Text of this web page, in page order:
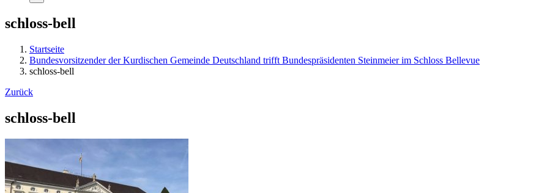
schloss-bell
Startseite
Bundesvorsitzender der Kurdischen Gemeinde Deutschland trifft Bundespräsidenten Steinmeier im Schloss Bellevue
schloss-bell
Zurück
schloss-bell